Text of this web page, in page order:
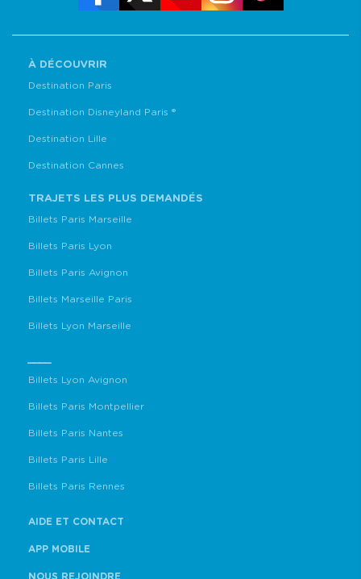
À DÉCOUVRIR
Destination Paris
Destination Disneyland Paris ®
Destination Lille
Destination Cannes
TRAJETS LES PLUS DEMANDÉS
Billets Paris Marseille
Billets Paris Lyon
Billets Paris Avignon
Billets Marseille Paris
Billets Lyon Marseille
Billets Lyon Avignon
Billets Paris Montpellier
Billets Paris Nantes
Billets Paris Lille
Billets Paris Rennes
AIDE ET CONTACT
APP MOBILE
NOUS REJOINDRE